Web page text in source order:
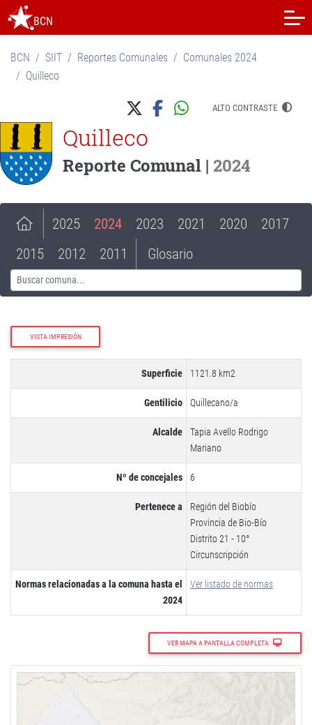
BCN
BCN SIIT Reportes Comunales
Comunales 2024
Quilleco
ALTO CONTRASTE
Quilleco
Reporte Comunal | 2024
2025 2024 2023 2021 2020
2017
2015
2012 2011 Glosario
VISTA IMPRESIÓN
Superficie 1121.8 km2
Gentilicio Quillecano/a
Alcalde
Tapia Avello Rodrigo
Mariano
Nº de concejales 6
Pertenece a
Región del Biobío
Provincia de Bio-Bío
Distrito 21 - 10°
Circunscripción
Normas relacionadas a la comuna hasta el
2024
Ver listado de normas
VER MAPA A PANTALLA COMPLETA